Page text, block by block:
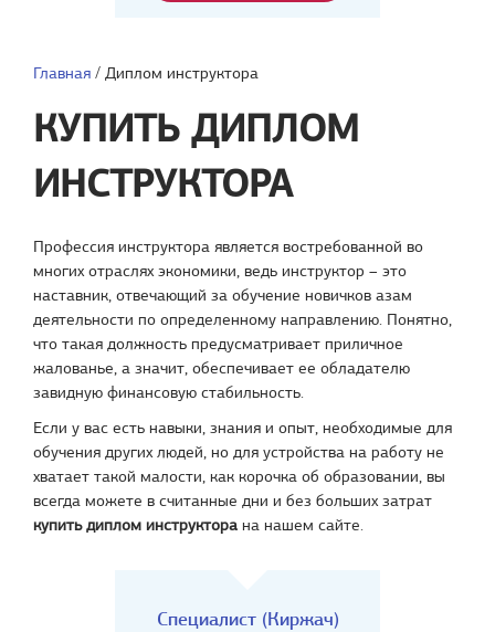
Главная / Диплом инструктора
КУПИТЬ ДИПЛОМ
ИНСТРУКТОРА
Профессия инструктора является востребованной во
многих отраслях экономики, ведь инструктор – это
наставник, отвечающий за обучение новичков азам
деятельности по определенному направлению. Понятно,
что такая должность предусматривает приличное
жалованье, а значит, обеспечивает ее обладателю
завидную финансовую стабильность.
Если у вас есть навыки, знания и опыт, необходимые для
обучения других людей, но для устройства на работу не
хватает такой малости, как корочка об образовании, вы
всегда можете в считанные дни и без больших затрат
купить диплом инструктора на нашем сайте.
Специалист (Киржач)